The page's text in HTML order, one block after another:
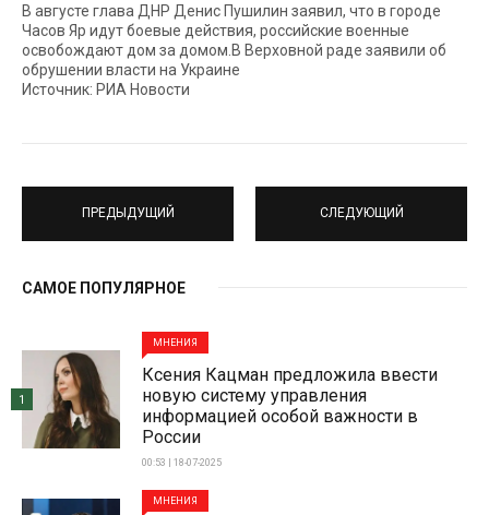
В августе глава ДНР Денис Пушилин заявил, что в городе
Часов Яр идут боевые действия, российские военные
освобождают дом за домом.В Верховной раде заявили об
обрушении власти на Украине
Источник: РИА Новости
ПРЕДЫДУЩИЙ СЛЕДУЮЩИЙ
САМОЕ ПОПУЛЯРНОЕ
МНЕНИЯ
Ксения Кацман предложила ввести
новую систему управления
информацией особой важности в
России
00:53 | 18-07-2025
1
МНЕНИЯ